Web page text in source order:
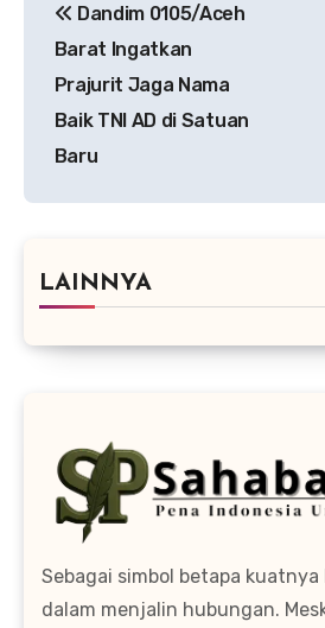
pos
Dandim 0105/Aceh
Barat Ingatkan
Prajurit Jaga Nama
Baik TNI AD di Satuan
Baru
LAINNYA
Sebagai simbol betapa
dalam menjalin hubungan.